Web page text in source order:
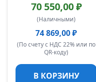
70 550,00 ₽
(Наличными)
74 869,00 ₽
(По счету с НДС 22% или по
QR-коду)
В КОРЗИНУ